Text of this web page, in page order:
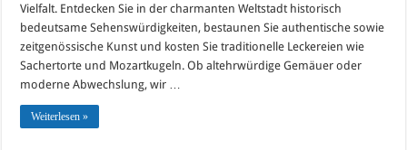
Vielfalt. Entdecken Sie in der charmanten Weltstadt historisch
bedeutsame Sehenswürdigkeiten, bestaunen Sie authentische sowie
zeitgenössische Kunst und kosten Sie traditionelle Leckereien wie
Sachertorte und Mozartkugeln. Ob altehrwürdige Gemäuer oder
moderne Abwechslung, wir …
Weiterlesen »